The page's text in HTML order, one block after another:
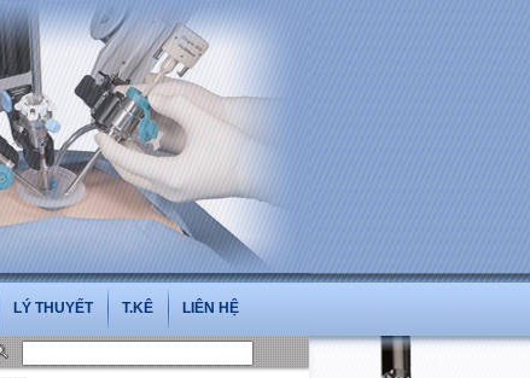
LÝ THUYẾT T.KÊ LIÊN HỆ